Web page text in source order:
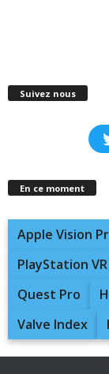
Suivez nous
En ce moment
Apple Vision
PlayStation
Quest Pro
Valve Index